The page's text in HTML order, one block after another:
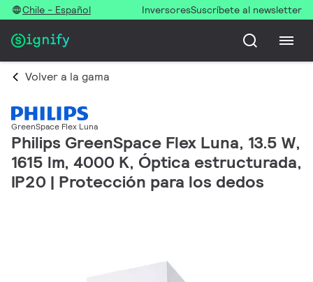
Chile - Español InversoresSuscríbete al newsletter
Volver a la gama
GreenSpace Flex Luna
Philips GreenSpace Flex Luna, 13.5 W,
1615 lm, 4000 K, Óptica estructurada,
IP20 | Protección para los dedos